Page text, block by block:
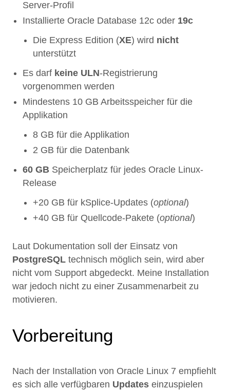
Server-Profil
Installierte Oracle Database 12c oder 19c
Die Express Edition (XE) wird nicht
unterstützt
Es darf keine ULN-Registrierung
vorgenommen werden
Mindestens 10 GB Arbeitsspeicher für die
Applikation
8 GB für die Applikation
2 GB für die Datenbank
60 GB Speicherplatz für jedes Oracle Linux-
Release
+20 GB für kSplice-Updates (optional)
+40 GB für Quellcode-Pakete (optional)
Laut Dokumentation soll der Einsatz von
PostgreSQL technisch möglich sein, wird aber
nicht vom Support abgedeckt. Meine Installation
war jedoch nicht zu einer Zusammenarbeit zu
motivieren.
Vorbereitung
Nach der Installation von Oracle Linux 7 empfiehlt
es sich alle verfügbaren Updates einzuspielen